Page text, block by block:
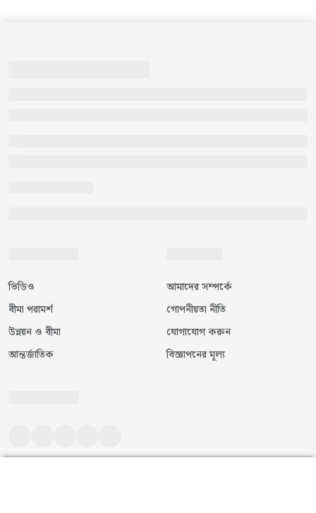
ভিডিও
বীমা পরামর্শ
উন্নয়ন ও বীমা
আন্তর্জাতিক
আমাদের সম্পর্কে
গোপনীয়তা নীতি
যোগাযোগ করুন
বিজ্ঞাপনের মূল্য